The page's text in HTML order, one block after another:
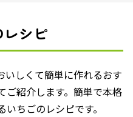
シピ
いしくて簡単に作れるおす
ご紹介します。簡単で本格
ちごのレシピです。